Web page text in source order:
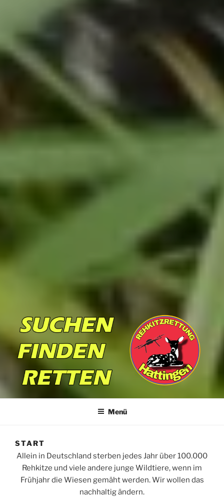
REHKITZRETTUNG
Menü
START
Allein in Deutschland sterben jedes Jahr über 100.000
Rehkitze und viele andere junge Wildtiere, wenn im
Frühjahr die Wiesen gemäht werden. Wir wollen das
nachhaltig ändern.